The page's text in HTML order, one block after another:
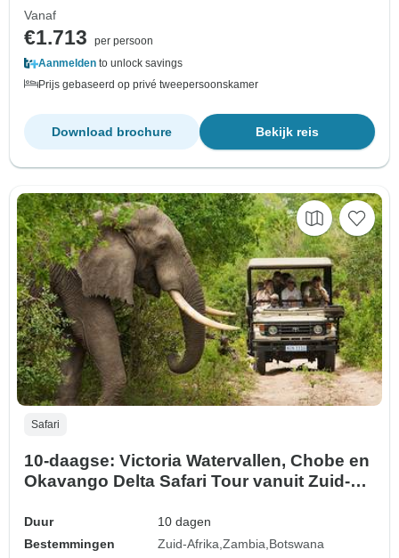
Vanaf
€1.713
per persoon
Aanmelden to unlock savings
Prijs gebaseerd op privé tweepersoonskamer
Bekijk reis
Download brochure
Safari
10-daagse: Victoria Watervallen, Chobe en
Okavango Delta Safari Tour vanuit Zuid-
Duur
10 dagen
Bestemmingen
Zuid-Afrika Zambia Botswana